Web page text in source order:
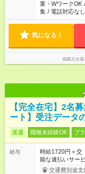
業・WワークOK /
集 / 電話対応なし
気になる！
掲載元企業
【完全在宅】2名
ート】受注データ
派遣 職種未経験OK ブ
給与
時給1720円＋
能な速払いサー
交通費別途支